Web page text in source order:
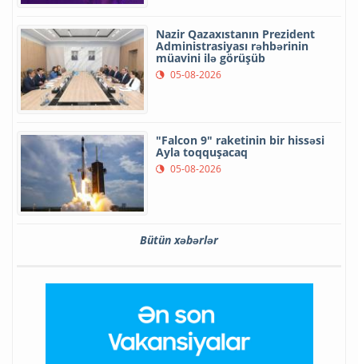
Nazir Qazaxıstanın Prezident
Administrasiyası rəhbərinin
müavini ilə görüşüb
05-08-2026
"Falcon 9" raketinin bir hissəsi
Ayla toqquşacaq
05-08-2026
Bütün xəbərlər